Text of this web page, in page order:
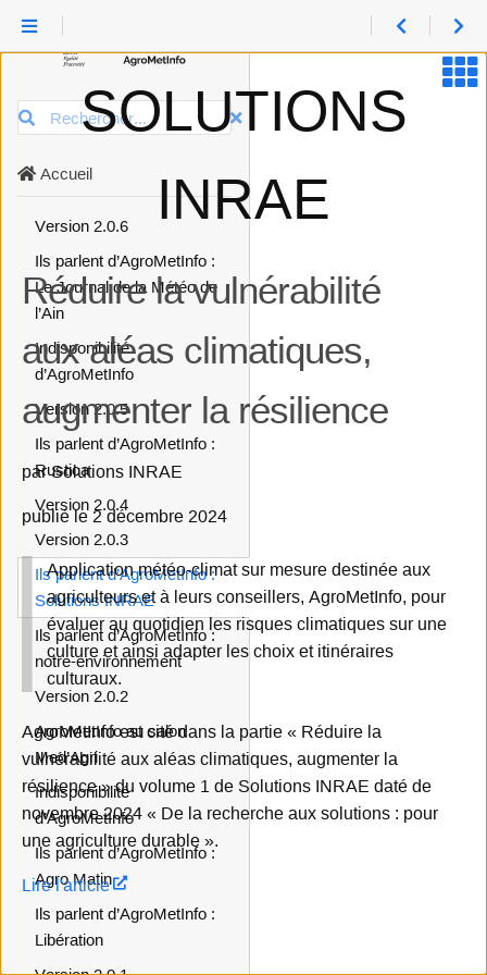
SOLUTIONS
INRAE
Réduire la vulnérabilité
aux aléas climatiques,
augmenter la résilience
par Solutions INRAE
publié le 2 décembre 2024
Application météo-climat sur mesure destinée aux
agriculteurs et à leurs conseillers, AgroMetInfo, pour
évaluer au quotidien les risques climatiques sur une
culture et ainsi adapter les choix et itinéraires
culturaux.
AgroMetInfo est cité dans la partie « Réduire la
vulnérabilité aux aléas climatiques, augmenter la
résilience » du volume 1 de Solutions INRAE daté de
novembre 2024 « De la recherche aux solutions : pour
une agriculture durable ».
Lire l'article
Rechercher
Accueil
indicateurs d’AgroMetInfo
Ils parlent d’AgroMetInfo :
Bonnes pratiques pour l’eau
Version 2.0.6
Ils parlent d’AgroMetInfo :
Le Journal de la Météo de
l’Ain
Indisponibilité
d’AgroMetInfo
Version 2.0.5
Ils parlent d’AgroMetInfo :
Rustica
Version 2.0.4
Version 2.0.3
Ils parlent d’AgroMetInfo :
Solutions INRAE
Ils parlent d’AgroMetInfo :
notre-environnement
Version 2.0.2
AgroMetInfo au salon
Med’Agri
Indisponibilité
d’AgroMetInfo
Ils parlent d’AgroMetInfo :
Agro Matin
Ils parlent d’AgroMetInfo :
Libération